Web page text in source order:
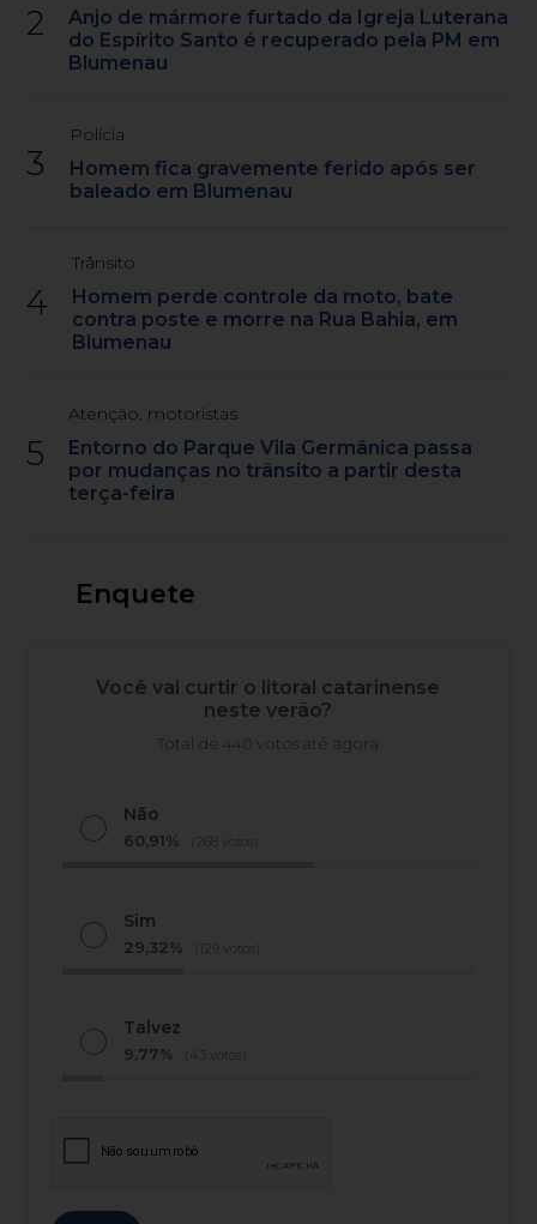
2
Anjo de mármore furtado da Igreja Luterana
do Espírito Santo é recuperado pela PM em
Blumenau
3
Polícia
Homem fica gravemente ferido após ser
baleado em Blumenau
4
Trânsito
Homem perde controle da moto, bate
contra poste e morre na Rua Bahia, em
Blumenau
5
Atenção, motoristas
Entorno do Parque Vila Germânica passa
por mudanças no trânsito a partir desta
terça-feira
Enquete
Você vai curtir o litoral catarinense
neste verão?
Total de 440 votos até agora
Não
60,91% (268 votos)
Sim
29,32% (129 votos)
Talvez
9,77% (43 votos)